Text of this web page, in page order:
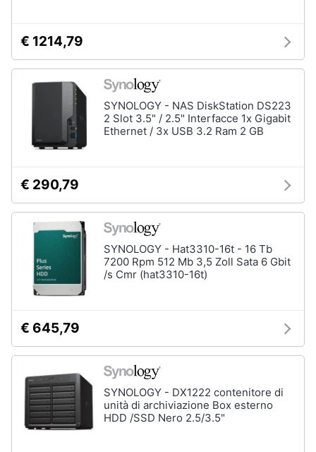
€ 1214,79
SYNOLOGY - NAS DiskStation DS223
2 Slot 3.5" / 2.5" Interfacce 1x Gigabit
Ethernet / 3x USB 3.2 Ram 2 GB
€ 290,79
SYNOLOGY - Hat3310-16t - 16 Tb
7200 Rpm 512 Mb 3,5 Zoll Sata 6 Gbit
/s Cmr (hat3310-16t)
€ 645,79
SYNOLOGY - DX1222 contenitore di
unità di archiviazione Box esterno
HDD /SSD Nero 2.5/3.5"